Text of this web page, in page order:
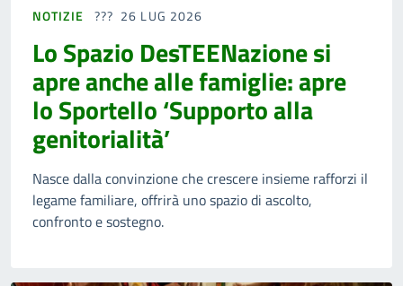
NOTIZIE 26 LUG 2026
Lo Spazio DesTEENazione si
apre anche alle famiglie: apre
lo Sportello ‘Supporto alla
genitorialità’
Nasce dalla convinzione che crescere insieme rafforzi il
legame familiare, offrirà uno spazio di ascolto,
confronto e sostegno.